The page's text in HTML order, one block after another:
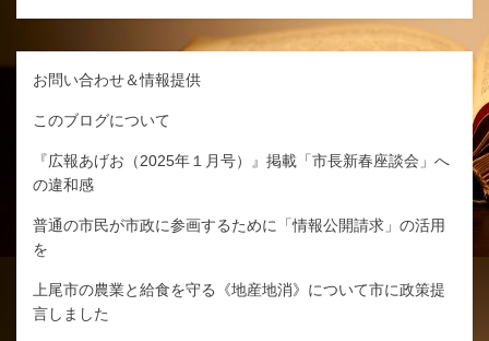
お問い合わせ＆情報提供
このブログについて
『広報あげお（2025年１月号）』掲載「市長新春座談会」へ
の違和感
普通の市民が市政に参画するために「情報公開請求」の活用
を
上尾市の農業と給食を守る《地産地消》について市に政策提
言しました